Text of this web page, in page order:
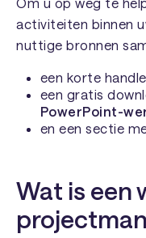
activiteiten binnen
nuttige bronnen
een korte
een gratis
PowerPoint-
en een sectie
Wat is een